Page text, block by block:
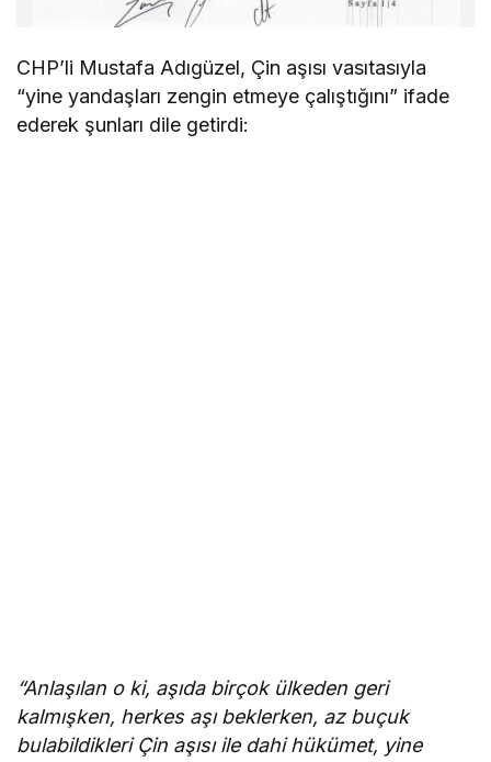
CHP’li Mustafa Adıgüzel, Çin aşısı vasıtasıyla
“yine yandaşları zengin etmeye çalıştığını” ifade
ederek şunları dile getirdi:
“Anlaşılan o ki, aşıda birçok ülkeden geri
kalmışken, herkes aşı beklerken, az buçuk
bulabildikleri Çin aşısı ile dahi hükümet, yine